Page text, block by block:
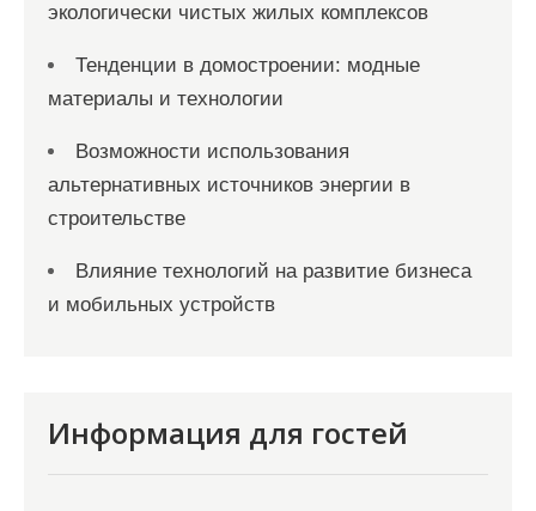
экологически чистых жилых комплексов
Тенденции в домостроении: модные
материалы и технологии
Возможности использования
альтернативных источников энергии в
строительстве
Влияние технологий на развитие бизнеса
и мобильных устройств
Информация для гостей